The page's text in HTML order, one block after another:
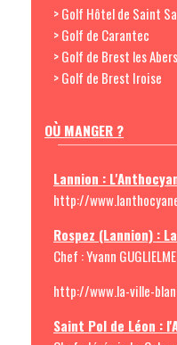
> Golf Hôtel de Saint
> Golf de Carantec
> Golf de Brest les Abers
> Golf de Brest Iroise
OÙ MANGER ?
Lannion :
http://
Rospez (Lannion) :
Chef : Yvann
http://www.la-ville-
Saint Pol de Léon :